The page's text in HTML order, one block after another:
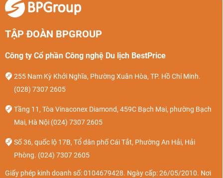
TẬP ĐOÀN BPGROUP
Công ty Cổ phần Công nghệ Du lịch BestPrice
255 Nam Kỳ Khởi Nghĩa, Phường Xuân Hòa, TP. Hồ Chí Minh.
(028) 7307 2605
Tầng 11, Tòa Vinaconex Diamond, 459C Bạch Mai, phường Bạch
Mai, Hà Nội (024) 7307 2605
Số 36, quốc lộ 17B, Tổ dân phố Cái Tắt, Phường An Hải, Hải
Phòng. (024) 7307 2605
Giấy phép kinh doanh số: 0104679428. Ngày cấp: 26/05/2010. Nơi